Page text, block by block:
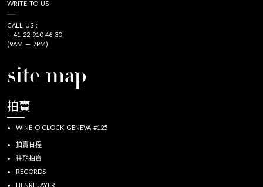
WRITE TO US
CALL US :
+ 41 22 910 46 30
(9AM — 7PM)
site map
拍賣
WINE O'CLOCK GENEVA #125
拍賣日程
往期拍賣
RECORDS
HENRI JAYER